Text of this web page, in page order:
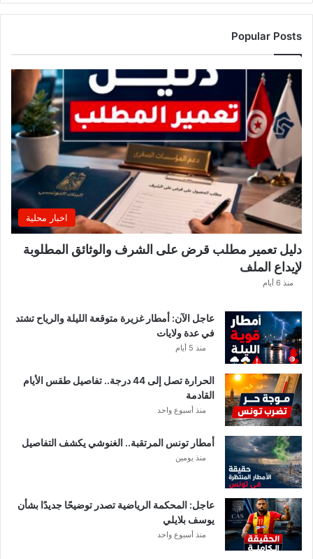
Popular Posts
اخبار محلية
دليل تعمير مطلب قرض على الشرف والوثائق المطلوبة
لإيداع الملف
منذ 6 أيام
عاجل الآن: أمطار غزيرة متوقعة الليلة والرياح تشتد
في عدة ولايات
منذ 5 أيام
الحرارة تصل إلى 44 درجة.. تفاصيل طقس الأيام
القادمة
منذ أسبوع واحد
أمطار تونس المرتقبة.. الغنوشي يكشف التفاصيل
منذ يومين
عاجل: المحكمة الرياضية تصدر توضيحًا جديدًا بشأن
يوسف بلايلي
منذ أسبوع واحد